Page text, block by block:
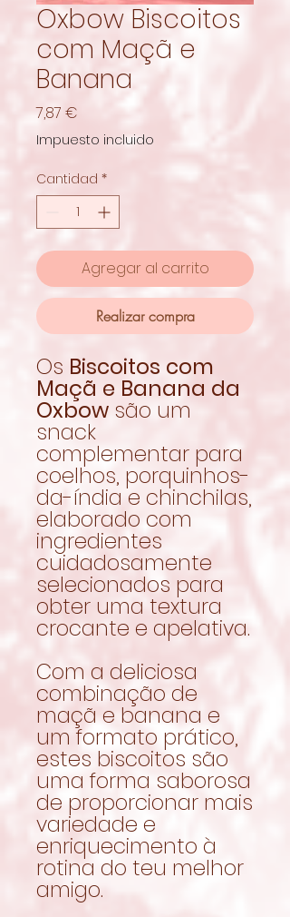
Oxbow Biscoitos
com Maçã e
Banana
7,87 € Precio
Impuesto incluido
Cantidad *
Agregar al carrito
Realizar compra
Os Biscoitos com
Maçã e Banana da
Oxbow são um
snack
complementar para
coelhos, porquinhos-
da-índia e chinchilas,
elaborado com
ingredientes
cuidadosamente
selecionados para
obter uma textura
crocante e apelativa.
Com a deliciosa
combinação de
maçã e banana e
um formato prático,
estes biscoitos são
uma forma saborosa
de proporcionar mais
variedade e
enriquecimento à
rotina do teu melhor
amigo.